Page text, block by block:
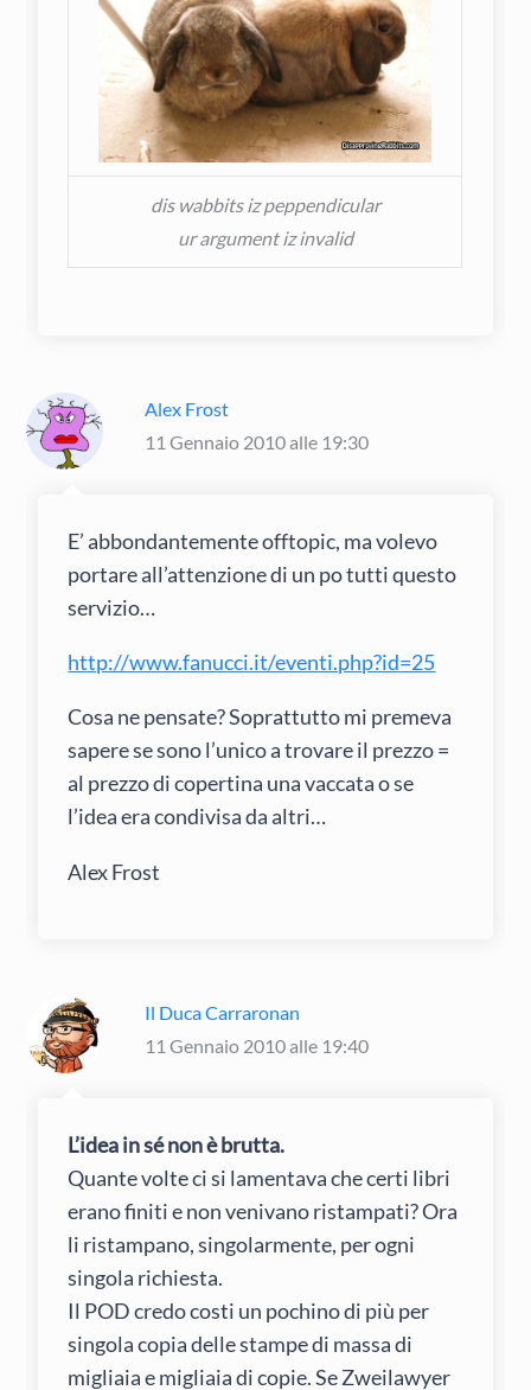
dis wabbits iz peppendicular
ur argument iz invalid
Alex Frost
11 Gennaio 2010 alle 19:30
E’ abbondantemente offtopic, ma volevo
portare all’attenzione di un po tutti questo
servizio…
http://www.fanucci.it/eventi.php?id=25
Cosa ne pensate? Soprattutto mi premeva
sapere se sono l’unico a trovare il prezzo =
al prezzo di copertina una vaccata o se
l’idea era condivisa da altri…
Alex Frost
Il Duca Carraronan
11 Gennaio 2010 alle 19:40
L’idea in sé non è brutta.
Quante volte ci si lamentava che certi libri
erano finiti e non venivano ristampati? Ora
li ristampano, singolarmente, per ogni
singola richiesta.
Il POD credo costi un pochino di più per
singola copia delle stampe di massa di
migliaia e migliaia di copie. Se Zweilawyer